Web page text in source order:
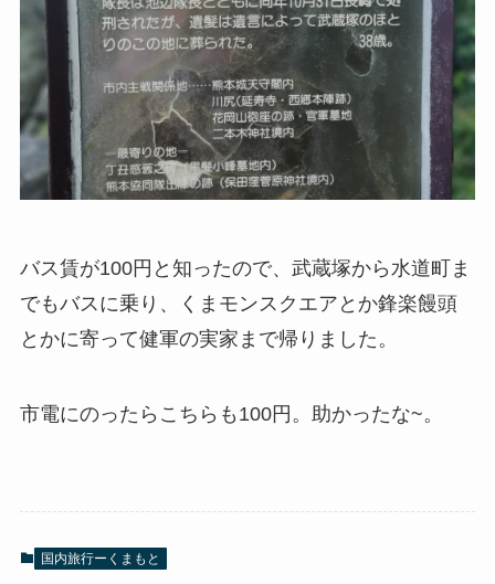
バス賃が100円と知ったので、武蔵塚から水道町ま
でもバスに乗り、くまモンスクエアとか鋒楽饅頭
とかに寄って健軍の実家まで帰りました。
市電にのったらこちらも100円。助かったな~。
国内旅行ーくまもと